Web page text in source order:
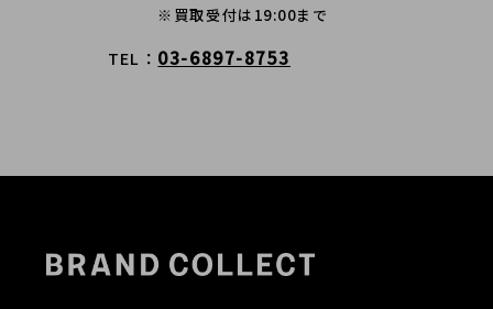
※買取受付は19:00まで
TEL 03-6897-8753